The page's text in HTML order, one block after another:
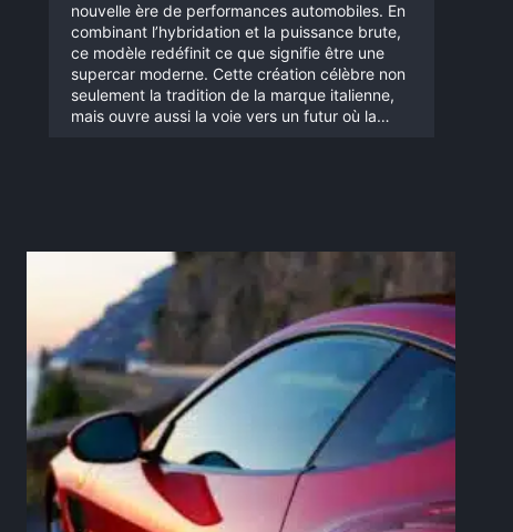
nouvelle ère de performances automobiles. En
combinant l’hybridation et la puissance brute,
ce modèle redéfinit ce que signifie être une
supercar moderne. Cette création célèbre non
seulement la tradition de la marque italienne,
mais ouvre aussi la voie vers un futur où la…